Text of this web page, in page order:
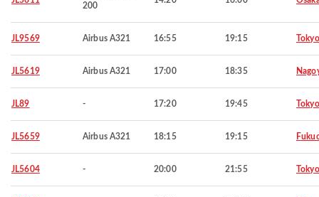
200
JL9569 Airbus A321 16:55 19:15 Tokyo
JL5619 Airbus A321 17:00 18:35
JL89 - 17:20 19:45 Tokyo
JL5659 Airbus A321 18:15 19:15
JL5604 - 20:00 21:55 Tokyo